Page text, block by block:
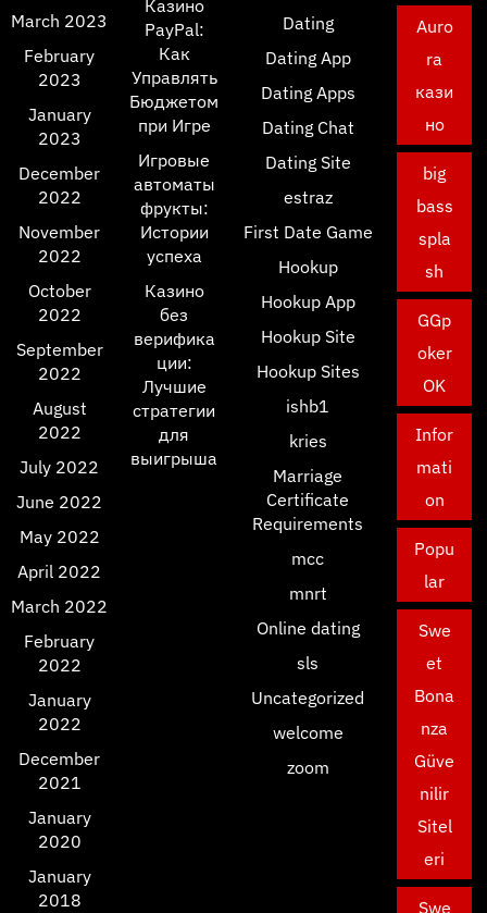
March 2023
February
2023
January
2023
December
2022
November
2022
October
2022
September
2022
August
2022
July 2022
June 2022
May 2022
April 2022
March 2022
February
2022
January
2022
December
2021
January
2020
January
2018
Казино
PayPal:
Как
Управлять
Бюджетом
при Игре
Игровые
автоматы
фрукты:
Истории
успеха
Казино
без
верифика
ции:
Лучшие
стратегии
для
выигрыша
Dating
Dating App
Dating Apps
Dating Chat
Dating Site
estraz
First Date Game
Hookup
Hookup App
Hookup Site
Hookup Sites
ishb1
kries
Marriage
Certificate
Requirements
mcc
mnrt
Online dating
sls
Uncategorized
welcome
zoom
Auro
ra
кази
но
big
bass
spla
sh
GGp
oker
OK
Infor
mati
on
Popu
lar
Swe
et
Bona
nza
Güve
nilir
Sitel
eri
Swe